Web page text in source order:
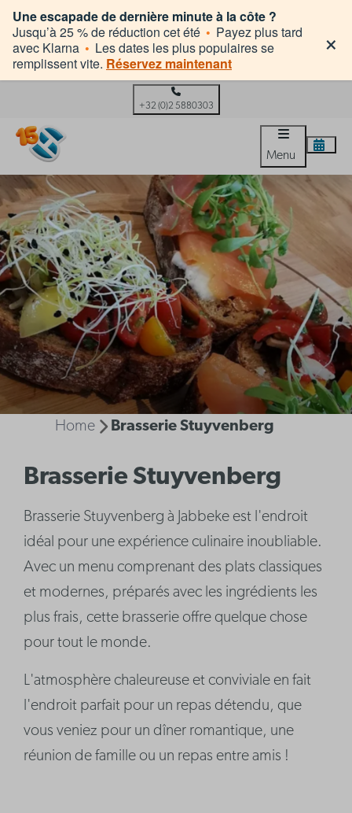
Une escapade de dernière minute à la côte ?
Jusqu’à 25 % de réduction cet été • Payez plus tard
avec Klarna • Les dates les plus populaires se
remplissent vite. Réservez maintenant
×
+32 (0)2 5880303
Menu
Home Brasserie Stuyvenberg
Brasserie Stuyvenberg
Brasserie Stuyvenberg à Jabbeke est l'endroit
idéal pour une expérience culinaire inoubliable.
Avec un menu comprenant des plats classiques
et modernes, préparés avec les ingrédients les
plus frais, cette brasserie offre quelque chose
pour tout le monde.
L'atmosphère chaleureuse et conviviale en fait
l'endroit parfait pour un repas détendu, que
vous veniez pour un dîner romantique, une
réunion de famille ou un repas entre amis !